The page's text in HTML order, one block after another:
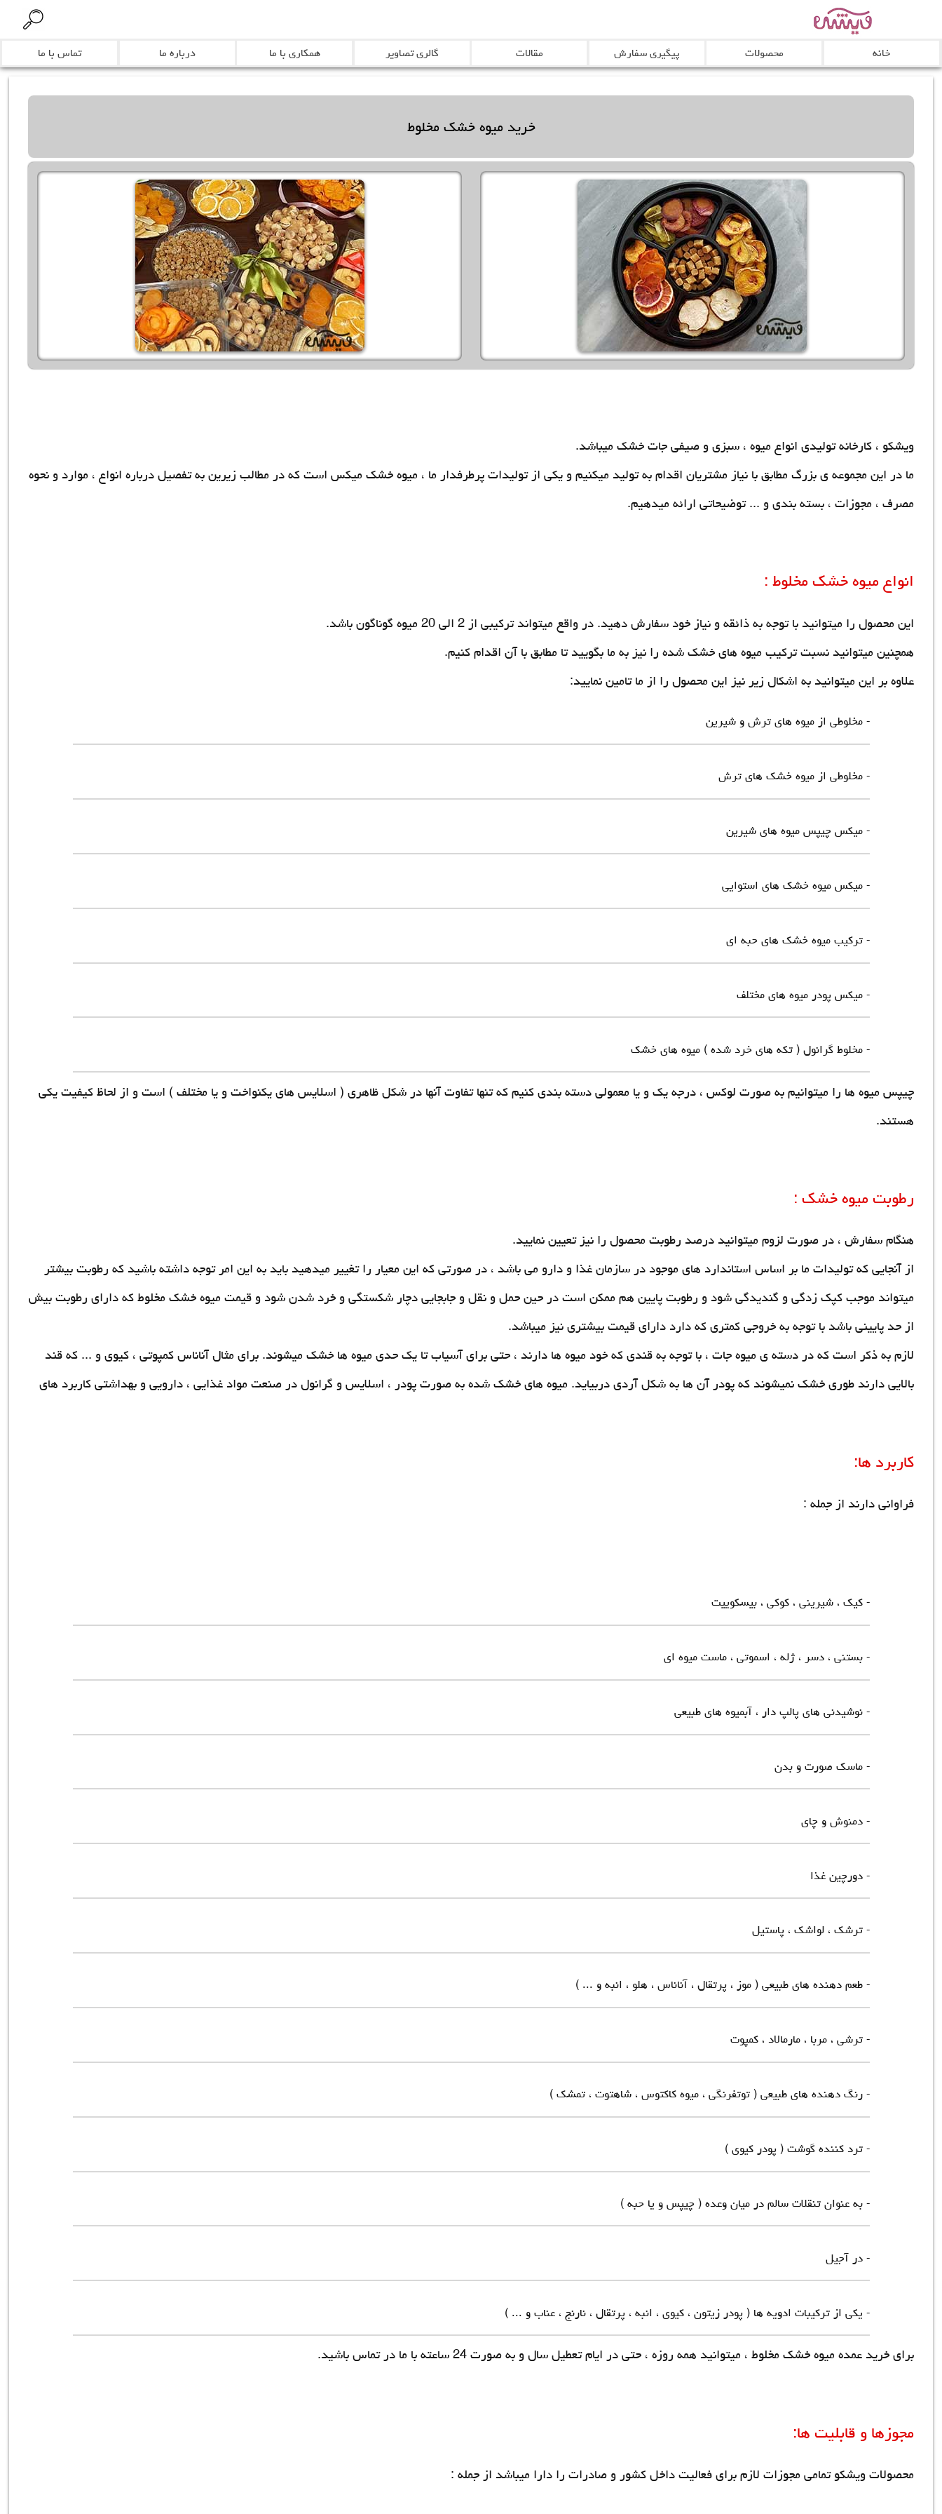
خانه محصولات پیگیری سفارش مقالات گالری تصاویر همکاری با ما درباره ما تماس با ما
خرید میوه خشک مخلوط
ویشکو ، کارخانه تولیدی انواع میوه ، سبزی و صیفی جات خشک میباشد.
ما در این مجموعه ی بزرگ مطابق با نیاز مشتریان اقدام به تولید میکنیم و یکی از تولیدات پرطرفدار ما ، میوه خشک میکس است که در مطالب زیرین به تفصیل درباره انواع ، موارد و نحوه
مصرف ، مجوزات ، بسته بندی و ... توضیحاتی ارائه میدهیم.
انواع میوه خشک مخلوط :
این محصول را میتوانید با توجه به ذائقه و نیاز خود سفارش دهید. در واقع میتواند ترکیبی از 2 الی 20 میوه گوناگون باشد.
همچنین میتوانید نسبت ترکیب میوه های خشک شده را نیز به ما بگویید تا مطابق با آن اقدام کنیم.
علاوه بر این میتوانید به اشکال زیر نیز این محصول را از ما تامین نمایید:
- مخلوطی از میوه های ترش و شیرین
- مخلوطی از میوه خشک های ترش
- میکس چیپس میوه های شیرین
- میکس میوه خشک های استوایی
- ترکیب میوه خشک های حبه ای
- میکس پودر میوه های مختلف
- مخلوط گرانول ( تکه های خرد شده ) میوه های خشک
چیپس میوه ها را میتوانیم به صورت لوکس ، درجه یک و یا معمولی دسته بندی کنیم که تنها تفاوت آنها در شکل ظاهری ( اسلایس های یکنواخت و یا مختلف ) است و از لحاظ کیفیت یکی
هستند.
رطوبت میوه خشک :
هنگام سفارش ، در صورت لزوم میتوانید درصد رطوبت محصول را نیز تعیین نمایید.
از آنجایی که تولیدات ما بر اساس استاندارد های موجود در سازمان غذا و دارو می باشد ، در صورتی که این معیار را تغییر میدهید باید به این امر توجه داشته باشید که رطوبت بیشتر
میتواند موجب کپک زدگی و گندیدگی شود و رطوبت پایین هم ممکن است در حین حمل و نقل و جابجایی دچار شکستگی و خرد شدن شود وقیمت میوه خشک مخلوطکه دارای رطوبت بیش
از حد پایینی باشد با توجه به خروجی کمتری که دارد دارای قیمت بیشتری نیز میباشد.
لازم به ذکر است که در دسته ی میوه جات ، با توجه به قندی که خود میوه ها دارند ، حتی برای آسیاب تا یک حدی میوه ها خشک میشوند. برای مثال آناناس کمپوتی ، کیوی و ... که قند
بالایی دارند طوری خشک نمیشوند که پودر آن ها به شکل آردی دربیاید.
کاربرد ها:
میوه های خشک شده به صورت پودر ، اسلایس و گرانول در صنعت مواد غذایی ، دارویی و بهداشتی کاربرد های
فراوانی دارند از جمله :
- کیک ، شیرینی ، کوکی ، بیسکوییت
- بستنی ، دسر ، ژله ، اسموتی ، ماست میوه ای
- نوشیدنی های پالپ دار ، آبمیوه های طبیعی
- ماسک صورت و بدن
- دمنوش و چای
- دورچین غذا
- ترشک ، لواشک ، پاستیل
- طعم دهنده های طبیعی ( موز ، پرتقال ، آناناس ، هلو ، انبه و ... )
- ترشی ، مربا ، مارمالاد ، کمپوت
- رنگ دهنده های طبیعی ( توتفرنگی ، میوه کاکتوس ، شاهتوت ، تمشک )
- ترد کننده گوشت ( پودر کیوی )
- به عنوان تنقلات سالم در میان وعده ( چیپس و یا حبه )
- در آجیل
- یکی از ترکیبات ادویه ها ( پودر زیتون ، کیوی ، انبه ، پرتقال ، نارنج ، عناب و ... )
برایخرید عمده میوه خشک مخلوط، میتوانید همه روزه ، حتی در ایام تعطیل سال و به صورت 24 ساعته با ما در تماس باشید.
مجوزها و قابلیت ها:
محصولات ویشکو تمامی مجوزات لازم برای فعالیت داخل کشور و صادرات را دارا میباشد از جمله :